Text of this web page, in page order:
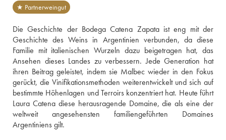
★ Partnerweingut
Die Geschichte der Bodega Catena Zapata ist eng mit der
Geschichte des Weins in Argentinien verbunden, da diese
Familie mit italienischen Wurzeln dazu beigetragen hat, das
Ansehen dieses Landes zu verbessern. Jede Generation hat
ihren Beitrag geleistet, indem sie Malbec wieder in den Fokus
gerückt, die Vinifikationsmethoden weiterentwickelt und sich auf
bestimmte Höhenlagen und Terroirs konzentriert hat. Heute führt
Laura Catena diese herausragende Domaine, die als eine der
weltweit angesehensten familiengeführten Domaines
Argentiniens gilt.